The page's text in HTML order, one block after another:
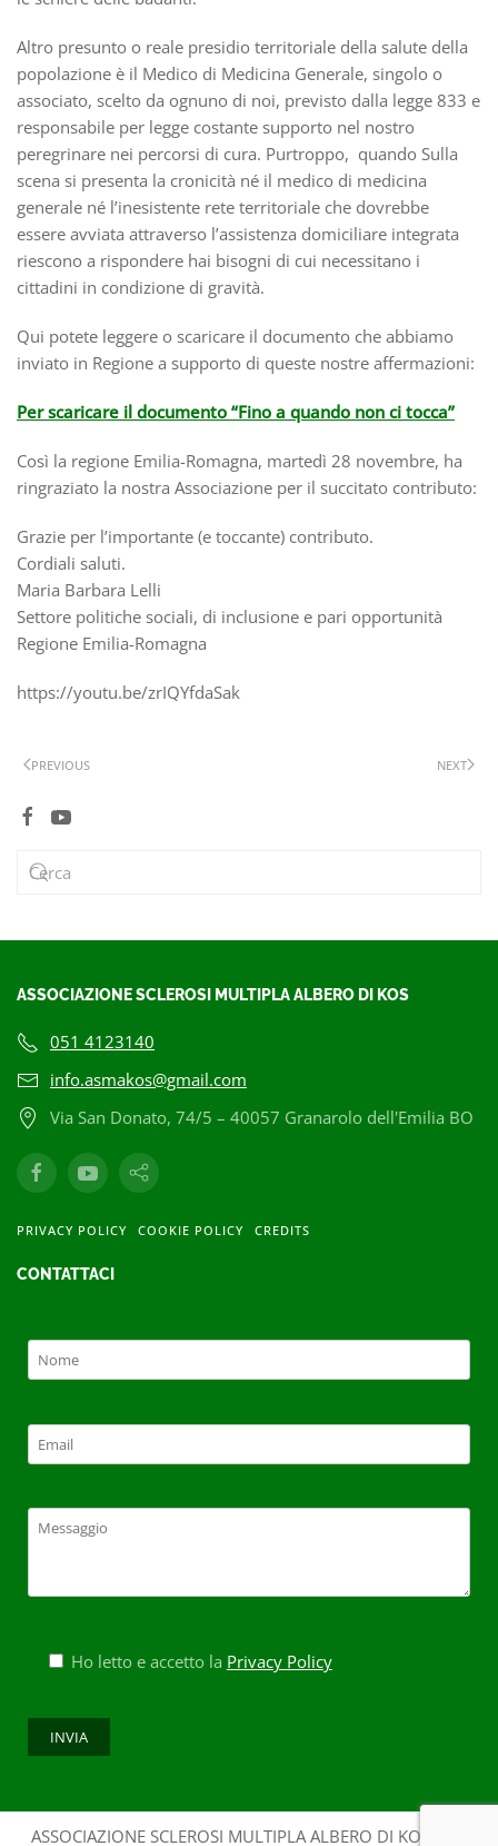
Altro presunto o reale presidio territoriale della salute della
popolazione è il Medico di Medicina Generale, singolo o
associato, scelto da ognuno di noi, previsto dalla legge 833 e
responsabile per legge costante supporto nel nostro
peregrinare nei percorsi di cura. Purtroppo, quando Sulla
scena si presenta la cronicità né il medico di medicina
generale né l’inesistente rete territoriale che dovrebbe
essere avviata attraverso l’assistenza domiciliare integrata
riescono a rispondere hai bisogni di cui necessitano i
cittadini in condizione di gravità.
Qui potete leggere o scaricare il documento che abbiamo
inviato in Regione a supporto di queste nostre affermazioni:
Per scaricare il documento “Fino a quando non ci tocca”
Così la regione Emilia-Romagna, martedì 28 novembre, ha
ringraziato la nostra Associazione per il succitato contributo:
Grazie per l’importante (e toccante) contributo.
Cordiali saluti.
Maria Barbara Lelli
Settore politiche sociali, di inclusione e pari opportunità
Regione Emilia-Romagna
https://youtu.be/zrIQYfdaSak
PREVIOUS NEXT
ASSOCIAZIONE SCLEROSI MULTIPLA ALBERO DI KOS
051 4123140
info.asmakos@gmail.com
Via San Donato, 74/5 – 40057 Granarolo dell'Emilia BO
PRIVACY POLICY COOKIE POLICY CREDITS
CONTATTACI
Ho letto e accetto la Privacy Policy
ASSOCIAZIONE SCLEROSI MULTIPLA ALBERO DI KOS - CF: